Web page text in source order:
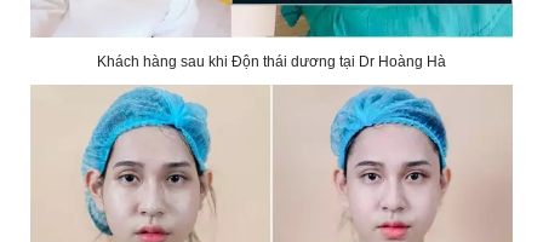
Khách hàng sau khi Độn thái dương tại Dr Hoàng Hà